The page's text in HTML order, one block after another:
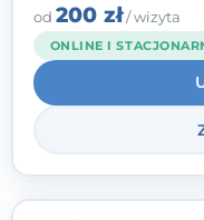
poczuciu
od 200 zł/ wizyta
ONLINE I